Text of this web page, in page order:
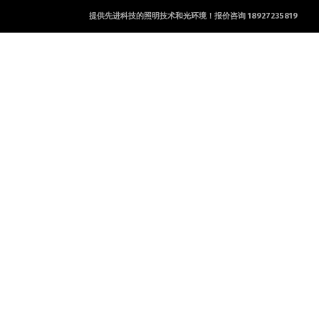
提供先进科技的照明技术和光环境！报价咨询 18927235819